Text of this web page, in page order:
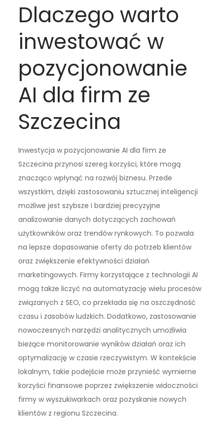
Dlaczego warto
inwestować w
pozycjonowanie
AI dla firm ze
Szczecina
Inwestycja w pozycjonowanie AI dla firm ze
Szczecina przynosi szereg korzyści, które mogą
znacząco wpłynąć na rozwój biznesu. Przede
wszystkim, dzięki zastosowaniu sztucznej inteligencji
możliwe jest szybsze i bardziej precyzyjne
analizowanie danych dotyczących zachowań
użytkowników oraz trendów rynkowych. To pozwala
na lepsze dopasowanie oferty do potrzeb klientów
oraz zwiększenie efektywności działań
marketingowych. Firmy korzystające z technologii AI
mogą także liczyć na automatyzację wielu procesów
związanych z SEO, co przekłada się na oszczędność
czasu i zasobów ludzkich. Dodatkowo, zastosowanie
nowoczesnych narzędzi analitycznych umożliwia
bieżące monitorowanie wyników działań oraz ich
optymalizację w czasie rzeczywistym. W kontekście
lokalnym, takie podejście może przynieść wymierne
korzyści finansowe poprzez zwiększenie widoczności
firmy w wyszukiwarkach oraz pozyskanie nowych
klientów z regionu Szczecina.